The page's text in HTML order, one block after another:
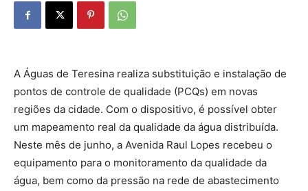
A Águas de Teresina realiza substituição e instalação de
pontos de controle de qualidade (PCQs) em novas
regiões da cidade. Com o dispositivo, é possível obter
um mapeamento real da qualidade da água distribuída.
Neste mês de junho, a Avenida Raul Lopes recebeu o
equipamento para o monitoramento da qualidade da
água, bem como da pressão na rede de abastecimento